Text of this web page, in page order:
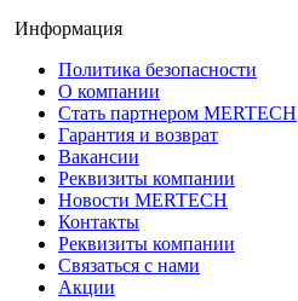
Информация
Политика безопасности
О компании
Стать партнером MERTECH
Гарантия и возврат
Вакансии
Реквизиты компании
Новости MERTECH
Контакты
Реквизиты компании
Связаться с нами
Акции